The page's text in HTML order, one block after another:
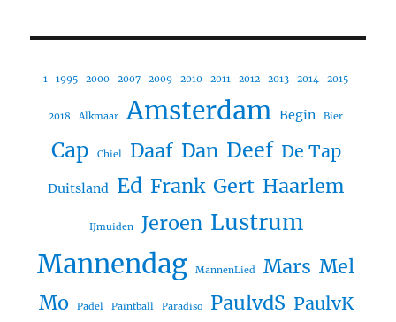
1 1995 2000 2007 2009 2010 2011 2012 2013 2014 2015
2018 Alkmaar Amsterdam Begin Bier
Cap Chiel Daaf Dan Deef De Tap
Duitsland Ed Frank Gert Haarlem
IJmuiden Jeroen Lustrum
Mannendag MannenLied Mars Mel
Mo
Padel Paintball Paradiso PaulvdS PaulvK